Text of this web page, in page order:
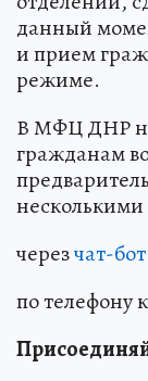
данный
и прием
режиме.
В МФЦ ДНР
гражданам
черезчат-бот
по
При